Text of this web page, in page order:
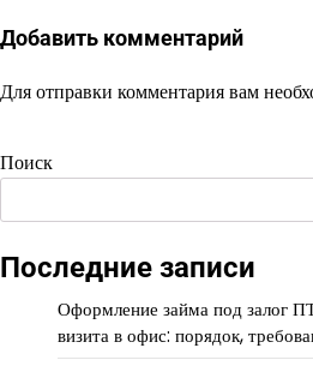
Добавить комментарий
Для отправки комментария вам
Поиск
Последние записи
Оформление займа под залог
визита в офис: порядок,